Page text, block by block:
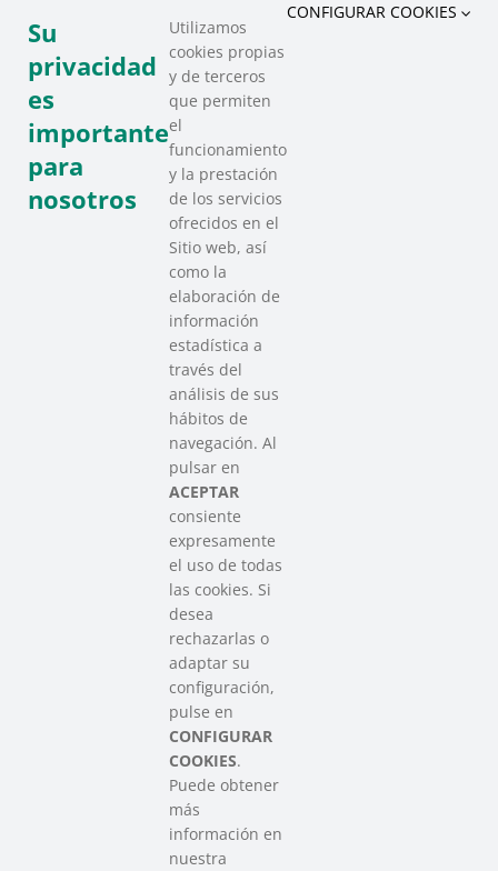
SAREEN SAREA
Asociación que agrupa a las redes
del Tercer Sector Social en Euskadi
Contacto
info@sareensarea.eu
Iparraguirre, 9 lonja – 48009 Bilbao
946 569 230
Colabora
Su
privacidad
es
importante
para
nosotros
Utilizamos
cookies propias
y de terceros
que permiten
el
funcionamiento
y la prestación
de los servicios
ofrecidos en el
Sitio web, así
como la
elaboración de
información
estadística a
través del
análisis de sus
hábitos de
navegación. Al
pulsar en
ACEPTAR
consiente
expresamente
el uso de todas
las cookies. Si
desea
rechazarlas o
adaptar su
configuración,
pulse en
CONFIGURAR
COOKIES.
Puede obtener
más
información en
nuestra
CONFIGURAR COOKIES